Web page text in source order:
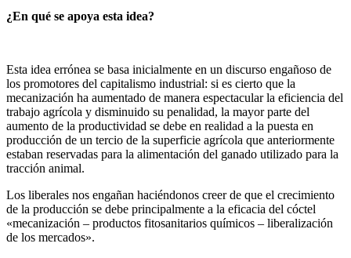
¿En qué se apoya esta idea?
Esta idea errónea se basa inicialmente en un discurso engañoso de
los promotores del capitalismo industrial: si es cierto que la
mecanización ha aumentado de manera espectacular la eficiencia del
trabajo agrícola y disminuido su penalidad, la mayor parte del
aumento de la productividad se debe en realidad a la puesta en
producción de un tercio de la superficie agrícola que anteriormente
estaban reservadas para la alimentación del ganado utilizado para la
tracción animal.
Los liberales nos engañan haciéndonos creer de que el crecimiento
de la producción se debe principalmente a la eficacia del cóctel
«mecanización – productos fitosanitarios químicos – liberalización
de los mercados».